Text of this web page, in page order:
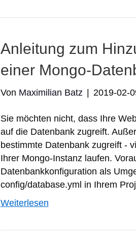
Anleitung zum
einer Mongo-
Von Maximilian Batz 2019-02-
Sie möchten nicht, dass Ihre
auf die Datenbank zugreift.
bestimmte Datenbank zugreift -
Ihrer Mongo-Instanz laufen.
Datenbankkonfiguration als
config/database.yml in Ihrem
Weiterlesen